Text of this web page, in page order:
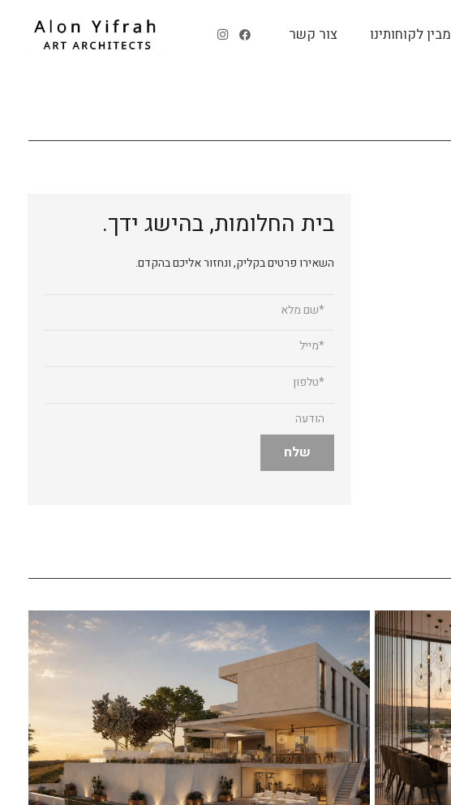
מבין לקוחותינו צור קשר
בית החלומות, בהישג ידך.
השאירו פרטים בקליק, ונחזור אליכם בהקדם.